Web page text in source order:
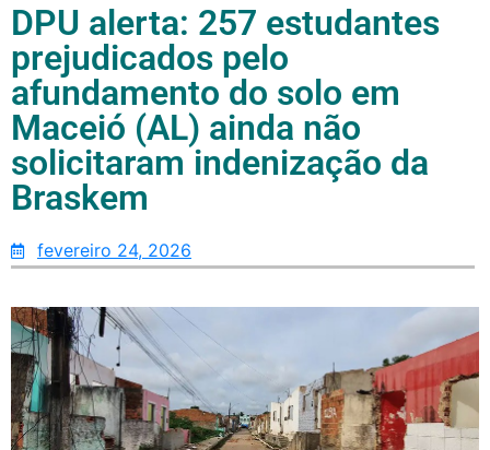
DPU alerta: 257 estudantes
prejudicados pelo
afundamento do solo em
Maceió (AL) ainda não
solicitaram indenização da
Braskem
fevereiro 24, 2026